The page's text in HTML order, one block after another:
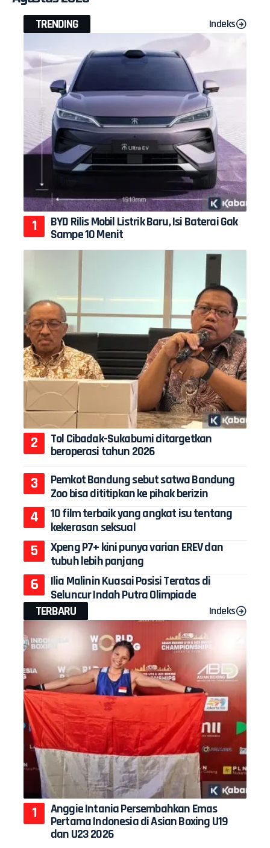
TRENDING Indeks
BYD Rilis Mobil Listrik Baru, Isi Baterai Gak
Sampe 10 Menit
Tol Cibadak-Sukabumi ditargetkan
beroperasi tahun 2026
Pemkot Bandung sebut satwa Bandung
Zoo bisa dititipkan ke pihak berizin
10 film terbaik yang angkat isu tentang
kekerasan seksual
Xpeng P7+ kini punya varian EREV dan
tubuh lebih panjang
Ilia Malinin Kuasai Posisi Teratas di
Seluncur Indah Putra Olimpiade
TERBARU
Indeks
Anggie Intania Persembahkan Emas
Pertama Indonesia di Asian Boxing U19
dan U23 2026